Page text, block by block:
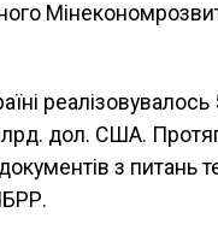
реалізовувалось
дол. США.
з питань